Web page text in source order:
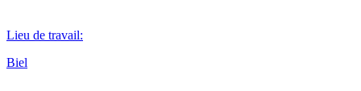
Lieu de travail:
Biel